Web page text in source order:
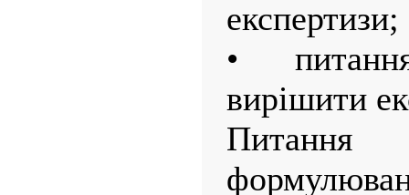
експертизи;
•
вирішити